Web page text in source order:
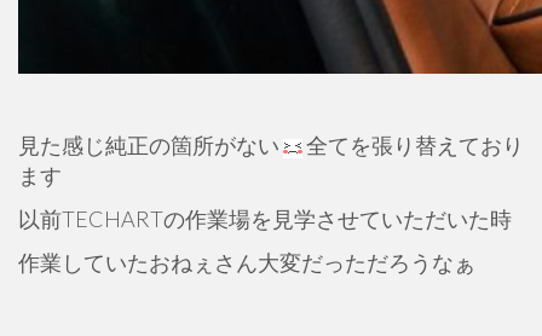
見た感じ純正の箇所がない
全てを張り替えており
ます
以前TECHARTの作業場を見学させていただいた時
作業していたおねぇさん大変だっただろうなぁ